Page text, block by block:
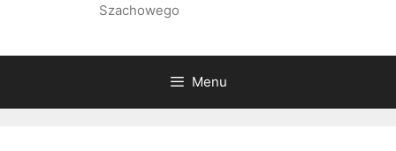
Szachowego
Menu